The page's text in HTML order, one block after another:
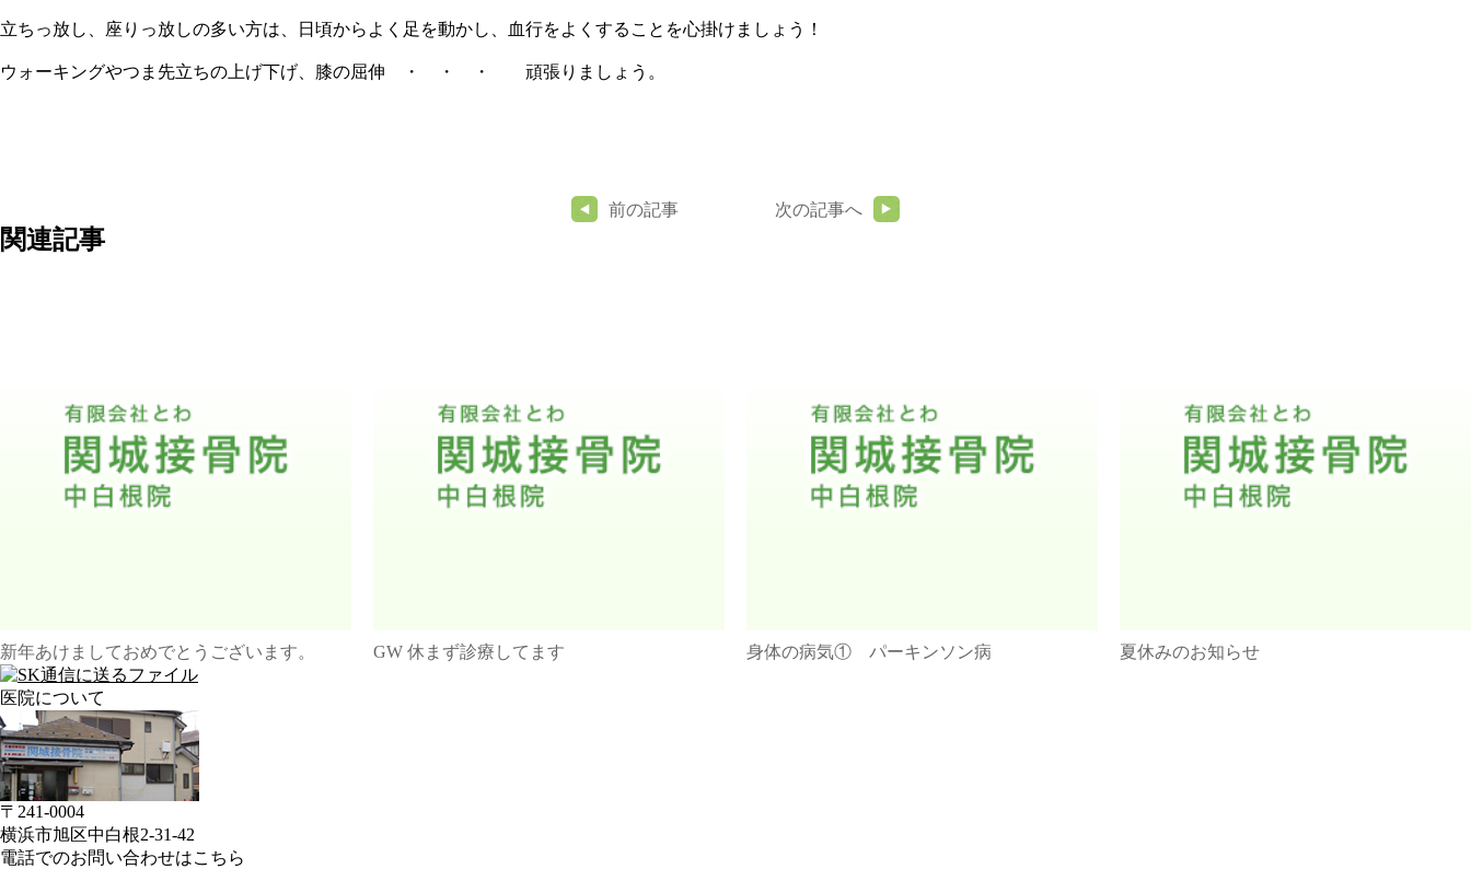
立ちっ放し、座りっ放しの多い方は、日頃からよく足を動かし、血行をよくすることを心掛けましょう！
ウォーキングやつま先立ちの上げ下げ、膝の屈伸 ・ ・ ・ 頑張りましょう。
前の記事 次の記事へ
関連記事
新年あけましておめでとうございます。 GW 休まず診療してます 身体の病気① パーキンソン病 夏休みのお知らせ
医院について
〒241-0004
横浜市旭区中白根2-31-42
電話でのお問い合わせはこちら